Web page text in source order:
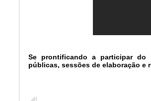
Se prontificando a participar do
públicas, sessões de elaboração e